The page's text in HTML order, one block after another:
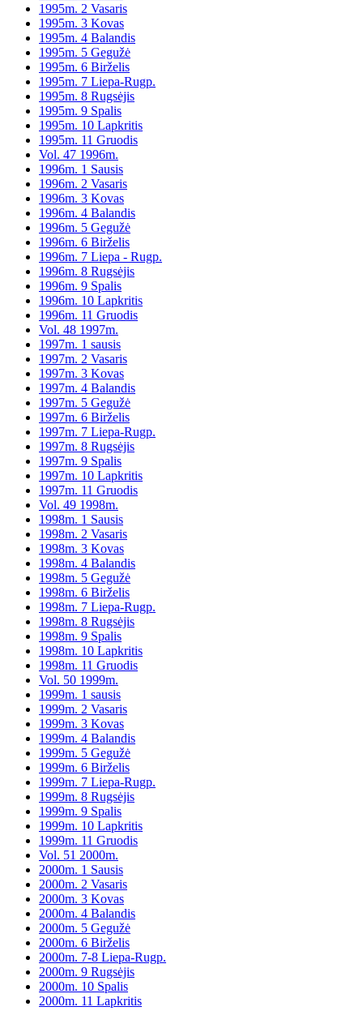
1995m. 2 Vasaris
1995m. 3 Kovas
1995m. 4 Balandis
1995m. 5 Gegužė
1995m. 6 Birželis
1995m. 7 Liepa-Rugp.
1995m. 8 Rugsėjis
1995m. 9 Spalis
1995m. 10 Lapkritis
1995m. 11 Gruodis
Vol. 47 1996m.
1996m. 1 Sausis
1996m. 2 Vasaris
1996m. 3 Kovas
1996m. 4 Balandis
1996m. 5 Gegužė
1996m. 6 Birželis
1996m. 7 Liepa - Rugp.
1996m. 8 Rugsėjis
1996m. 9 Spalis
1996m. 10 Lapkritis
1996m. 11 Gruodis
Vol. 48 1997m.
1997m. 1 sausis
1997m. 2 Vasaris
1997m. 3 Kovas
1997m. 4 Balandis
1997m. 5 Gegužė
1997m. 6 Birželis
1997m. 7 Liepa-Rugp.
1997m. 8 Rugsėjis
1997m. 9 Spalis
1997m. 10 Lapkritis
1997m. 11 Gruodis
Vol. 49 1998m.
1998m. 1 Sausis
1998m. 2 Vasaris
1998m. 3 Kovas
1998m. 4 Balandis
1998m. 5 Gegužė
1998m. 6 Birželis
1998m. 7 Liepa-Rugp.
1998m. 8 Rugsėjis
1998m. 9 Spalis
1998m. 10 Lapkritis
1998m. 11 Gruodis
Vol. 50 1999m.
1999m. 1 sausis
1999m. 2 Vasaris
1999m. 3 Kovas
1999m. 4 Balandis
1999m. 5 Gegužė
1999m. 6 Birželis
1999m. 7 Liepa-Rugp.
1999m. 8 Rugsėjis
1999m. 9 Spalis
1999m. 10 Lapkritis
1999m. 11 Gruodis
Vol. 51 2000m.
2000m. 1 Sausis
2000m. 2 Vasaris
2000m. 3 Kovas
2000m. 4 Balandis
2000m. 5 Gegužė
2000m. 6 Birželis
2000m. 7-8 Liepa-Rugp.
2000m. 9 Rugsėjis
2000m. 10 Spalis
2000m. 11 Lapkritis